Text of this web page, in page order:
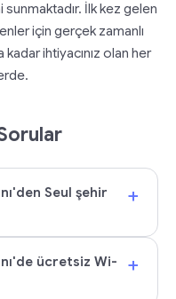
İlk kez gelen
için gerçek zamanlı
ihtiyacınız olan her
Seul şehir
+
ücretsiz Wi-
+